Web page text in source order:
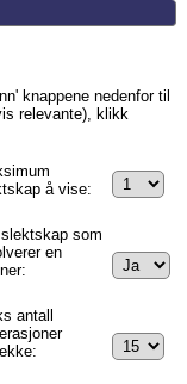
knappene nedenfor til
relevante), klikk
å vise:
som
en
antall